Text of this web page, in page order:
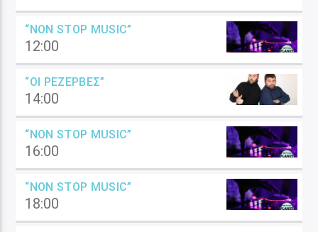
“NON STOP MUSIC”
12:00
“ΟΙ ΡΕΖΈΡΒΕΣ”
14:00
“NON STOP MUSIC”
16:00
“NON STOP MUSIC”
18:00